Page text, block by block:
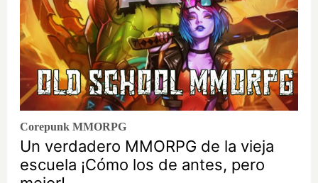
Corepunk MMORPG
Un verdadero MMORPG de la vieja
escuela ¡Cómo los de antes, pero